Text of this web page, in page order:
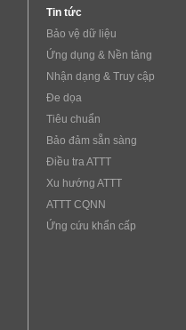
Tin tức
Bảo vệ dữ liệu
Ứng dụng & Nền tảng
Nhận dạng & Truy cập
Đe dọa
Tiêu chuẩn
Bảo đảm sẵn sàng
Điều tra ATTT
Xu hướng ATTT
ATTT CQNN
Ứng cứu khẩn cấp